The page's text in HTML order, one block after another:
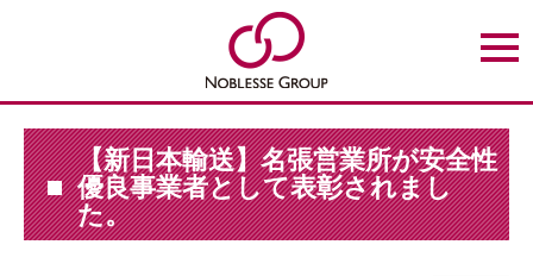
t
o
e
n
a
v
i
g
a
【新日本輸送】名張営業所が安全性
優良事業者として表彰されまし
た。